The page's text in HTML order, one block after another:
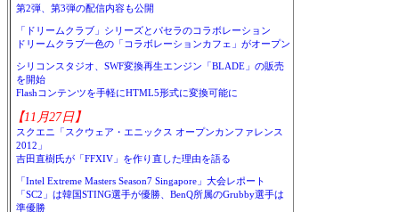
第2弾、第3弾の配信内容も公開
「ドリームクラブ」シリーズとパセラのコラボレーション
ドリームクラブ一色の「コラボレーションカフェ」がオープン
シリコンスタジオ、SWF変換再生エンジン「BLADE」の販売
を開始
Flashコンテンツを手軽にHTML5形式に変換可能に
【11月27日】
スクエニ「スクウェア・エニックス オープンカンファレンス
2012」
吉田直樹氏が「FFXIV」を作り直した理由を語る
「Intel Extreme Masters Season7 Singapore」大会レポート
「SC2」は韓国STING選手が優勝、BenQ所属のGrubby選手は
準優勝